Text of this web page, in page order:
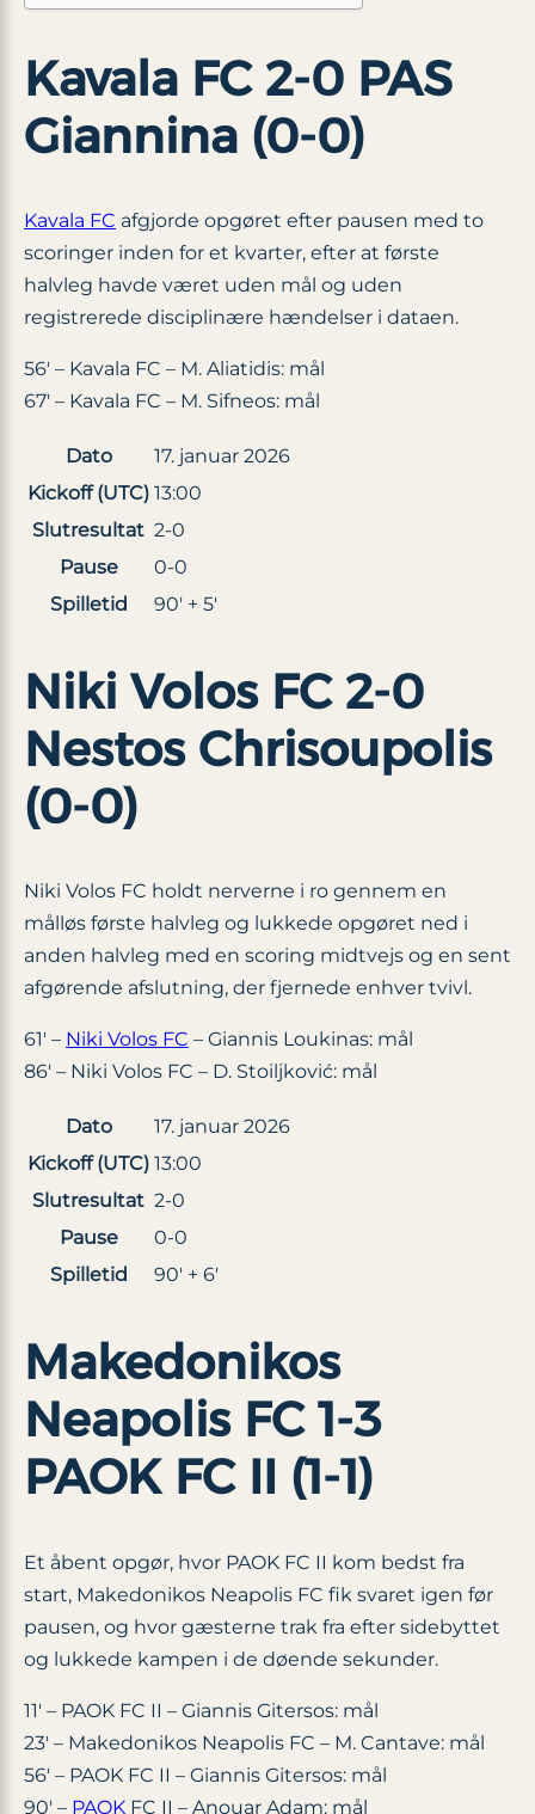
Kavala FC 2-0 PAS
Giannina (0-0)
Kavala FC afgjorde opgøret efter pausen med to
scoringer inden for et kvarter, efter at første
halvleg havde været uden mål og uden
registrerede disciplinære hændelser i dataen.
56′ – Kavala FC – M. Aliatidis: mål
67′ – Kavala FC – M. Sifneos: mål
Dato
17. januar 2026
Kickoff (UTC) 13:00
Slutresultat 2-0
Pause
0-0
Spilletid
90′ + 5′
Niki Volos FC 2-0
Nestos Chrisoupolis
(0-0)
Niki Volos FC holdt nerverne i ro gennem en
målløs første halvleg og lukkede opgøret ned i
anden halvleg med en scoring midtvejs og en sent
afgørende afslutning, der fjernede enhver tvivl.
61′ – Niki Volos FC – Giannis Loukinas: mål
86′ – Niki Volos FC – D. Stoiljković: mål
Dato
17. januar 2026
Kickoff (UTC) 13:00
Slutresultat 2-0
Pause
0-0
Spilletid
90′ + 6′
Makedonikos
Neapolis FC 1-3
PAOK FC II (1-1)
Et åbent opgør, hvor PAOK FC II kom bedst fra
start, Makedonikos Neapolis FC fik svaret igen før
pausen, og hvor gæsterne trak fra efter sidebyttet
og lukkede kampen i de døende sekunder.
11′ – PAOK FC II – Giannis Gitersos: mål
23′ – Makedonikos Neapolis FC – M. Cantave: mål
56′ – PAOK FC II – Giannis Gitersos: mål
90′ – PAOK FC II – Anouar Adam: mål